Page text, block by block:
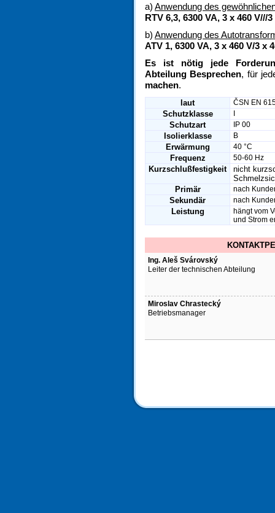
a) Anwendung des
RTV 6,3, 6300 VA, 3 x 460 V///
b) Anwendung des
ATV 1, 6300 VA, 3 x 460 V/3 x
Es ist nötig jede
Abteilung Besprechen, für
machen.
laut ČSN EN
Schutzklasse
Schutzart IP 00
Isolierklasse B
Erwärmung 40 °C
Frequenz 50-60 Hz
Kurzschlußfestigkeit
nicht
Primär
nach
Sekundär nach
Leistung
hängt vom
und Strom
Ing. Aleš Svárovský
Leiter der technischen Abteilung
Miroslav Chrastecký
Betriebsmanager